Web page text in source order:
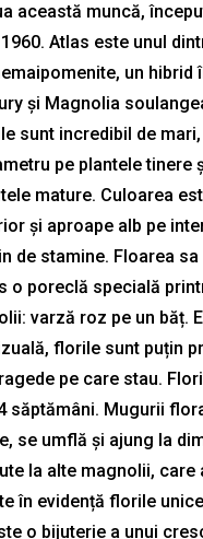
această muncă,
Atlas este unul
un hibrid
și Magnolia
sunt incredibil de
pe plantele tinere
mature. Culoarea
și aproape alb pe
de stamine. Floarea sa
o poreclă specială
varză roz pe un băț.
florile sunt puțin
pe care stau.
săptămâni. Mugurii
se umflă și ajung la
la alte magnolii, care
în evidență florile
o bijuterie a unui